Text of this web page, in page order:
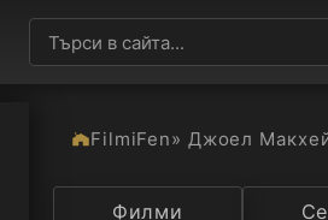
FilmiFen» Джоел
Категория
Филми